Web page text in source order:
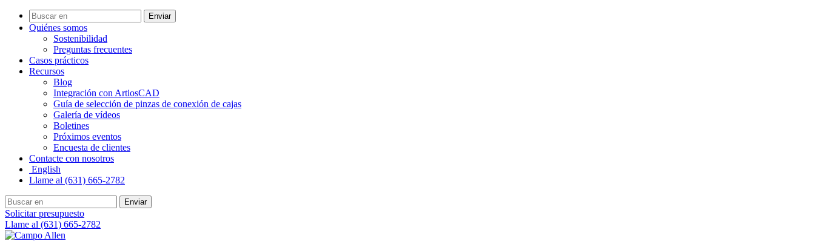
Enviar
Quiénes somos
Sostenibilidad
Preguntas frecuentes
Casos prácticos
Recursos
Blog
Integración con ArtiosCAD
Guía de selección de pinzas de conexión de cajas
Galería de vídeos
Boletines
Próximos eventos
Encuesta de clientes
Contacte con nosotros
English
Llame al (631) 665-2782
Enviar
Solicitar presupuesto
Llame al (631) 665-2782